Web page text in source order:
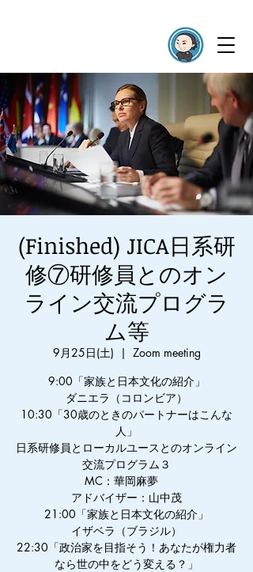
(Finished) JICA日系研
修⑦研修員とのオン
ライン交流プログラ
ム等
9月25日(土)
  |
Zoom meeting
9:00「家族と日本文化の紹介」
ダニエラ（コロンビア）
10:30「30歳のときのパートナーはこんな
人」
日系研修員とローカルユースとのオンライン
交流プログラム３
MC：華岡麻夢
アドバイザー：山中茂
21:00「家族と日本文化の紹介」
イザベラ（ブラジル）
22:30「政治家を目指そう！あなたが権力者
なら世の中をどう変える？」